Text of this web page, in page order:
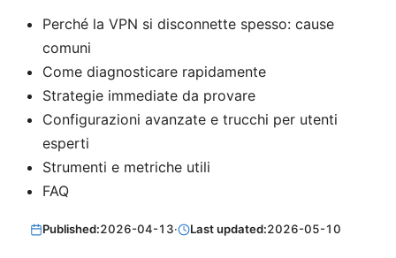
Perché la VPN si disconnette spesso: cause
comuni
Come diagnosticare rapidamente
Strategie immediate da provare
Configurazioni avanzate e trucchi per utenti
esperti
Strumenti e metriche utili
FAQ
Published:2026-04-13· Last updated:2026-05-10